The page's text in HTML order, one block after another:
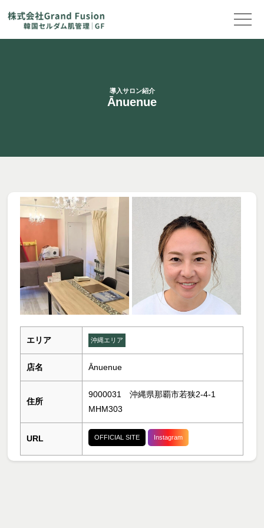
導入サロン紹介
Ānuenue
エリア 沖縄エリア
店名 Ānuenue
住所
9000031 沖縄県那覇市若狭2-4-1
MHM303
URL OFFICIAL SITE Instagram